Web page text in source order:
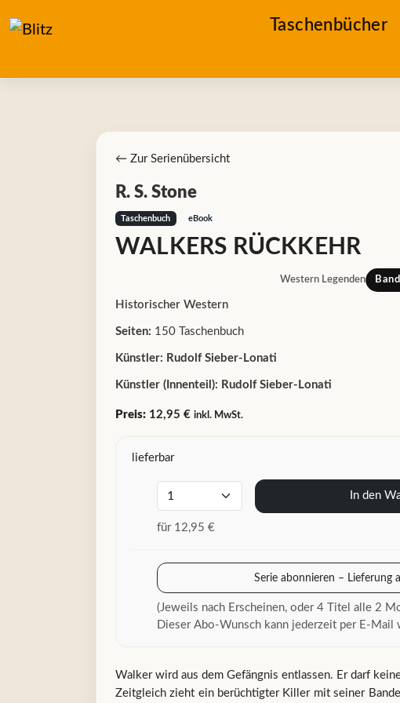
Taschenbücher
← Zur Serienübersicht
R. S. Stone
Taschenbuch eBook
WALKERS RÜCKKEHR
Western Legenden
Historischer Western
Seiten: 150 Taschenbuch
Künstler: Rudolf Sieber-Lonati
Künstler (Innenteil): Rudolf Sieber-Lonati
Preis: 12,95 € inkl. MwSt.
lieferbar
In den
für 12,95 €
Serie abonnieren – Lieferung
(Jeweils nach Erscheinen, oder 4 Titel alle 2
Dieser Abo-Wunsch kann jederzeit per E-Mail
Walker wird aus dem Gefängnis entlassen. Er darf
Zeitgleich zieht ein berüchtigter Killer mit seiner